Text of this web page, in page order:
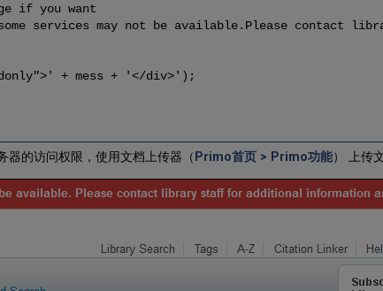
if you want
services may not be available.Please contact
+ mess + '</div>');
器的访问权限，使用文档上传器（ Primo首页 > Primo功能） 上传